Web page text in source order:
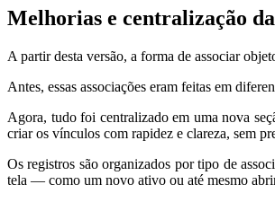
Melhorias e centralização
A partir desta versão, a forma de associar
Antes, essas associações eram feitas em
Agora, tudo foi centralizado em uma nova
criar os vínculos com rapidez e clareza, sem
Os registros são organizados por tipo de
tela — como um novo ativo ou até mesmo